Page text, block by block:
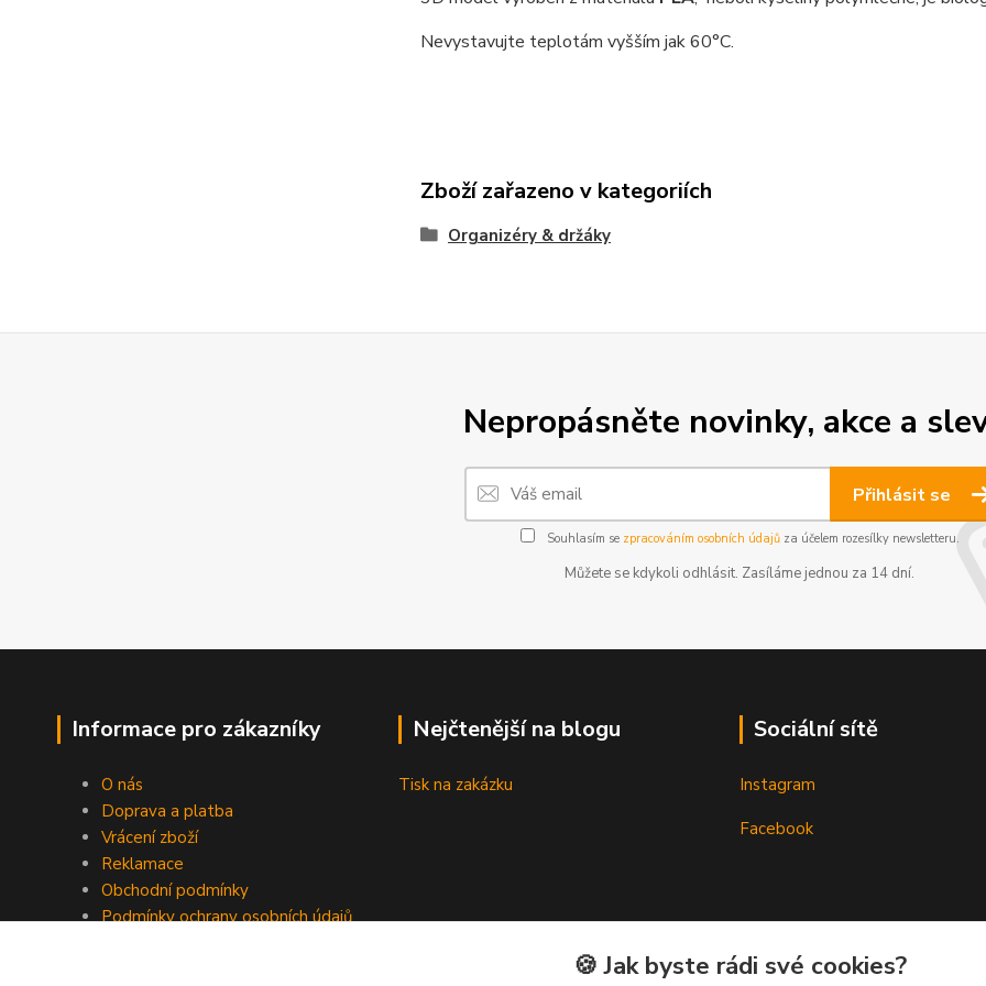
Nevystavujte teplotám vyšším jak 60°C.
Zboží zařazeno v kategoriích
Organizéry & držáky
Nepropásněte novinky, akce a
Přihlásit se
Souhlasím se zpracováním osobních údajůza účelem rozesílky newsletteru.
Můžete se kdykoli odhlásit. Zasíláme jednou za 14 dní.
Informace pro zákazníky
O nás
Doprava a platba
Vrácení zboží
Reklamace
Obchodní podmínky
Podmínky ochrany osobních údajů
Nejčtenější na blogu
Tisk na zakázku
Sociální sítě
Instagram
Facebook
🍪 Jak byste rádi své cookies?